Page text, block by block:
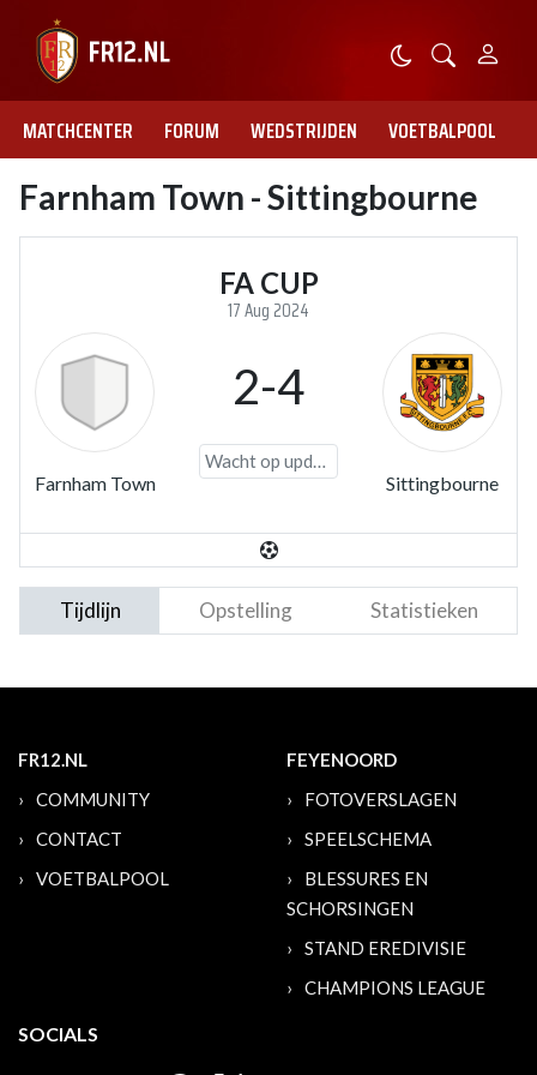
MATCHCENTER FORUM WEDSTRIJDEN VOETBALPOOL
Farnham Town - Sittingbourne
FA CUP
17 Aug 2024
Farnham Town
2-4
Wacht op update
Sittingbourne
Tijdlijn Opstelling Statistieken
FR12.NL
COMMUNITY
CONTACT
VOETBALPOOL
FEYENOORD
FOTOVERSLAGEN
SPEELSCHEMA
BLESSURES EN
SCHORSINGEN
STAND EREDIVISIE
CHAMPIONS LEAGUE
SOCIALS